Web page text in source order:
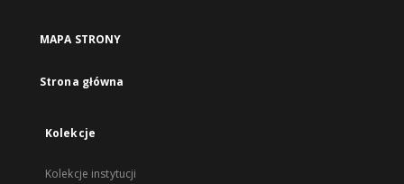
MAPA STRONY
Strona główna
Kolekcje
Kolekcje instytucji